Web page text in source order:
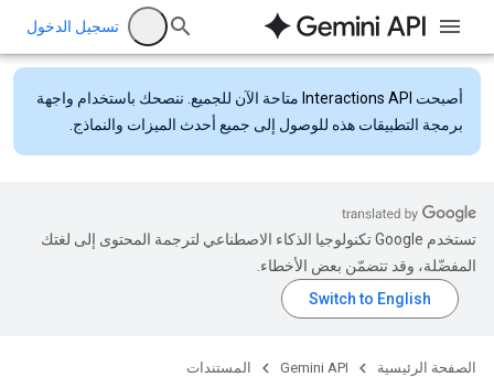
تسجيل الدخول
أصبحت Interactions API متاحة الآن للجميع. ننصحك باستخدام واجهة
برمجة التطبيقات هذه للوصول إلى جميع أحدث الميزات والنماذج.
تستخدم Google تكنولوجيا الذكاء الاصطناعي لترجمة المحتوى إلى لغتك
المفضّلة، وقد تتضمّن بعض الأخطاء.
الصفحة الرئيسية Gemini API المستندات